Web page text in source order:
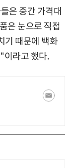
은 중간 가격대
은 눈으로 직접
기 때문에 백화
이라고 했다.